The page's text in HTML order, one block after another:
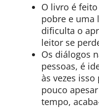
O livro é
pobre e uma
dificulta o
leitor se
Os diálogos
pessoas, é
às vezes
pouco
tempo,